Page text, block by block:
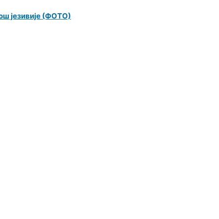
језивије (ФОТО)